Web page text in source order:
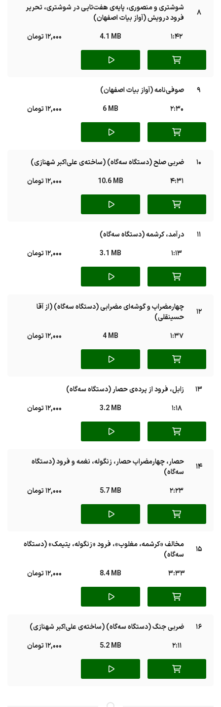
8
شوشتری و منصوری، پایه‌ی هفت‌تایی در شوشتری، تحریر
فرود درویش (آواز بیات اصفهان)
1:42
4.1 MB 12,000 تومان
9
صوفی‌نامه (آواز بیات اصفهان)
2:30
6 MB 12,000 تومان
10
ضربی صلح (دستگاه سه‌گاه) (ساخته‌ی علی‌اکبر شهنازی)
4:31
10.6 MB 12,000 تومان
11
درآمد، کرشمه (دستگاه سه‌گاه)
1:13
3.1 MB 12,000 تومان
12
چهارمضراب و گوشه‌ای مضرابی (دستگاه سه‌گاه) (از آقا
حسینقلی)
1:37
4 MB 12,000 تومان
13
زابل، فرود از پرده‌ی حصار (دستگاه سه‌گاه)
1:18
3.2 MB 12,000 تومان
14
حصار، چهارمضراب حصار، زنگوله، نغمه و فرود (دستگاه
سه‌گاه)
2:23
5.7 MB 12,000 تومان
15
مخالف «کرشمه، مغلوب»، فرود «زنگوله، یتیمک» (دستگاه
سه‌گاه)
3:33
8.4 MB 12,000 تومان
16
ضربی جنگ (دستگاه سه‌‌گاه) (ساخته‌ی علی‌اکبر شهنازی)
2:11
5.2 MB 12,000 تومان